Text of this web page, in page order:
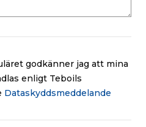
godkänner jag att mina
enligt Teboils
Dataskyddsmeddelande